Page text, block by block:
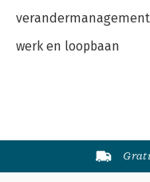
verandermanagement
werk en loopbaan